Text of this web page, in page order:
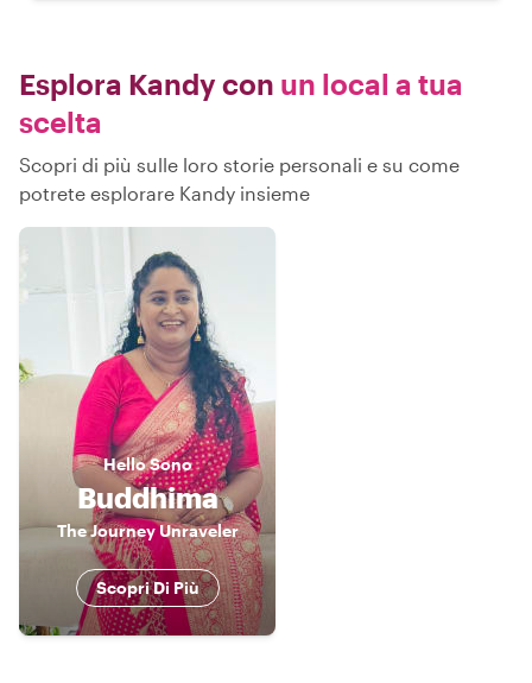
Esplora Kandy con un local a tua
scelta
Scopri di più sulle loro storie personali e su come
potrete esplorare Kandy insieme
HelloSono
Buddhima
The Journey Unraveler
Scopri Di Più